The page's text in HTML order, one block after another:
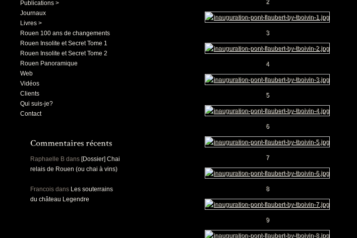
Publications >
Journaux
Livres >
Rouen 100 ans de changements
Rouen Insolite et Secret Tome 1
Rouen Insolite et Secret Tome 2
Rouen Panoramique
Web
Vidéos
Clients
Qui suis-je?
Contact
Raphaelle B dans [Dossier] Chai
relais de Rouen (ou chai à vins)
Francois dans Les souterrains
du château Legendre
2
3
4
5
6
7
8
9